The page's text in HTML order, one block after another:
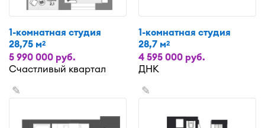
1-комнатная студия
28,75 м2
5 990 000 руб.
Счастливый квартал
1-комнатная студия
28,7 м2
4 595 000 руб.
ДНК
✎ ✎